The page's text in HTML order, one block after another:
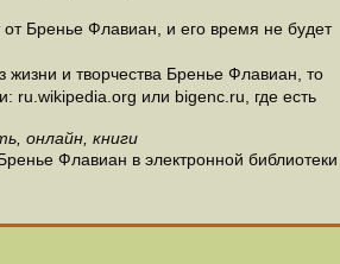
Бренье Флавиан, и его время не будет
и творчества Бренье Флавиан, то
ru.wikipedia.org или bigenc.ru, где есть
онлайн, книги
Флавиан в электронной библиотеки